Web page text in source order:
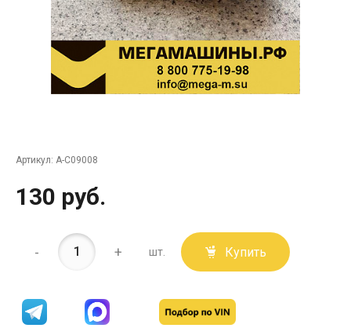
Артикул: A-C09008
130 руб.
- + шт. Купить